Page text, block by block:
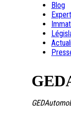
Blog